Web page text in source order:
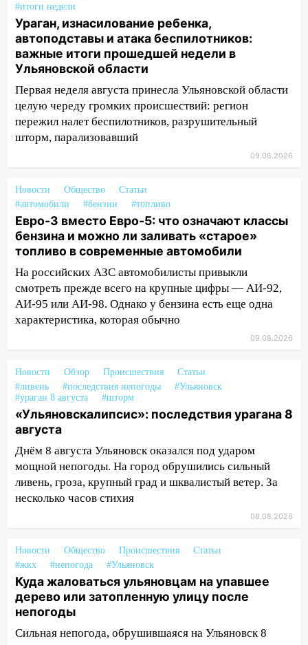
15:17 В колледжи и техникумы
Ульяновской области подали более 10
тысяч заявлений
15:04 Фоторепортаж с улиц Ульяновска
затопленные улицы
14:28 Ураган вырвал остановку на улице
Деева в Заволжье
дождавшись коммунальщиков
14:16
Шторм продолжает ломать город:
на улице Любови Шевцовой рухнул
светофор
14:14 Студента из Ульяновска обманули
мошенники под видом преподавателя
14:12
Куда жаловаться ульяновцам на
упавшее дерево или затопленную улицу
13:59
В Новом городе ураганным
ветром сорвало опалубку со
строящегося дома
13:54 В мэрии Ульяновска рассказали,
как устраняют последствия мощного
шторма
13:49 Стихия продолжает крушить
Ульяновск: дерево рухнуло на дом на
ветром вырвало дерево с корнем
13:46 Сильный ветер сорвал крышу с
СТО на проспекте Созидателей
13:35 Непогода продолжает бить по
транспорту: в Ульяновске трамвай
#итоги недели
Ураган, изнасилование ребенка,
автоподставы и атака беспилотников:
важные итоги прошедшей недели в
Ульяновской области
Первая неделя августа принесла Ульяновской области
целую череду громких происшествий: регион
пережил налет беспилотников, разрушительный
шторм, парализовавший
09.08.2026
Новости Общество
Статьи
#автомобили
#бензин #топливо
Евро-3 вместо Евро-5: что означают классы
бензина и можно ли заливать «старое»
топливо в современные автомобили
На российских АЗС автомобилисты привыкли
смотреть прежде всего на крупные цифры — АИ-92,
АИ-95 или АИ-98. Однако у бензина есть еще одна
характеристика, которая обычно
09.08.2026
Новости Обзор Происшествия
Статьи
#ливень
#последствия непогоды
#Ульяновск
#ураган 8 августа
#шторм
«Ульяновскалипсис»: последствия урагана 8
августа
Днём 8 августа Ульяновск оказался под ударом
мощной непогоды. На город обрушились сильный
ливень, гроза, крупный град и шквалистый ветер. За
несколько часов стихия
08.08.2026
Новости Общество Происшествия
Статьи
#жкх
#непогода #Ульяновск
Куда жаловаться ульяновцам на упавшее
дерево или затопленную улицу после
непогоды
Сильная непогода, обрушившаяся на Ульяновск 8